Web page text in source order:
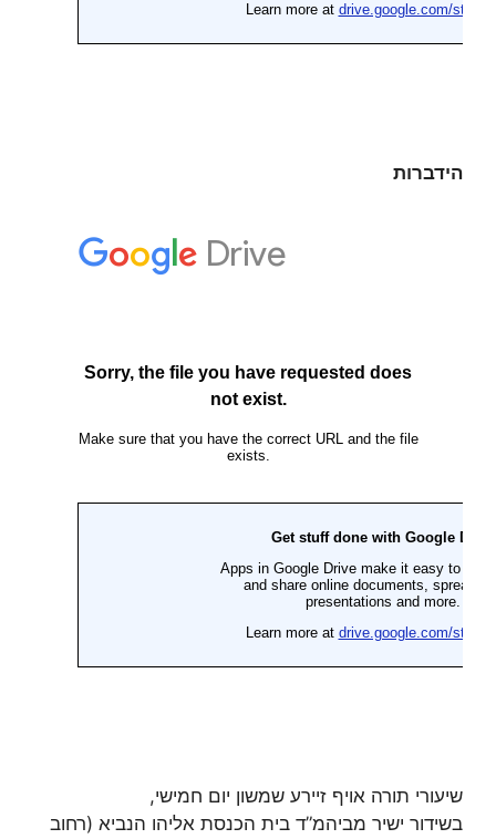
הידברות
שיעורי תורה אויף זיירע שמשון יום חמישי,
בשידור ישיר מביהמ”ד בית הכנסת אליהו הנביא (רחוב